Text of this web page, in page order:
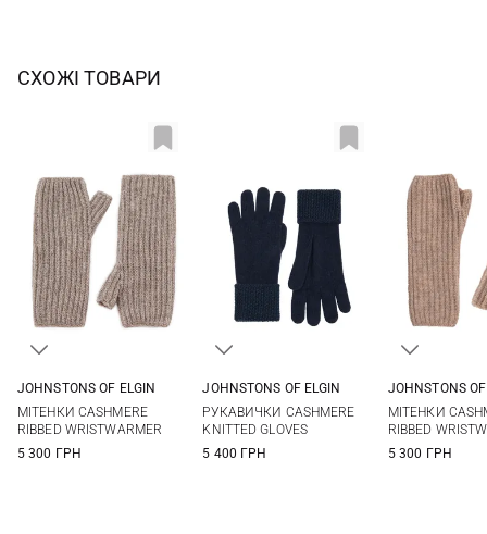
СХОЖІ ТОВАРИ
JOHNSTONS OF ELGIN
МІТЕНКИ CASHMERE
RIBBED WRISTWARMER
5 300 ГРН
JOHNSTONS OF ELGIN
РУКАВИЧКИ CASHMERE
KNITTED GLOVES
5 400 ГРН
JOHNSTONS
МІТЕНКИ
RIBBED
5 300 ГРН